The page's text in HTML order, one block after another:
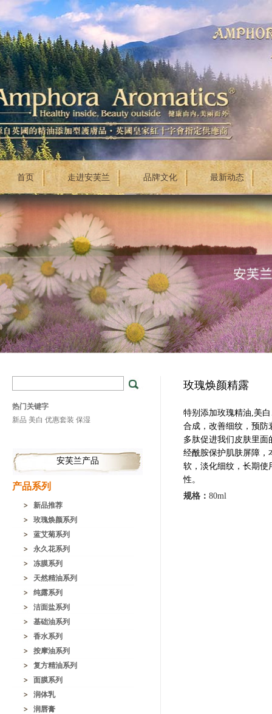
首页 走进安芙兰 品牌文化 最新动态
热门关键字
新品 美白 优惠套装 保湿
安芙兰产品
产品系列
新品推荐
玫瑰焕颜系列
蓝艾菊系列
永久花系列
冻膜系列
天然精油系列
纯露系列
洁面盐系列
基础油系列
香水系列
按摩油系列
复方精油系列
面膜系列
润体乳
润唇膏
玫瑰焕颜精露
特别添加玫瑰精油,美
合成，改善细纹，预防
多肽促进我们皮肤里
经酰胺保护肌肤屏障，
软，淡化细纹，长期使
性。
规格： 80ml